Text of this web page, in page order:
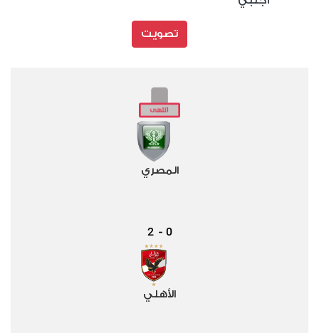
تصويت
المصري
0
-
2
الأهلي